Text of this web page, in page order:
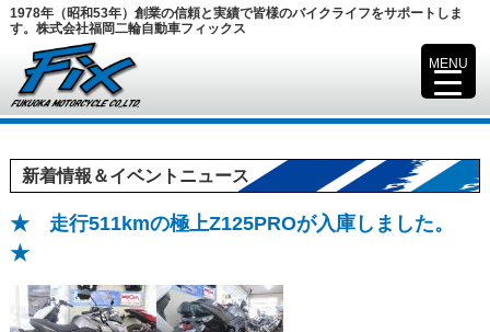
1978年（昭和53年）創業の信頼と実績で皆様のバイクライフをサポートしま
す。株式会社福岡二輪自動車フィックス
新着情報＆イベントニュース
★ 走行511kmの極上Z125PROが入庫しました。
★
MENU
▼